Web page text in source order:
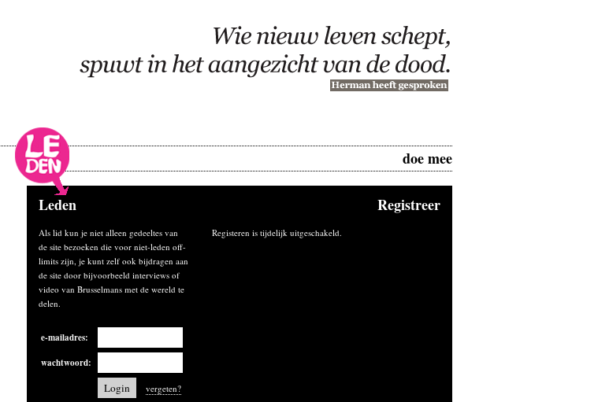
doe mee
Leden
Als lid kun je niet alleen gedeeltes van
de site bezoeken die voor niet-leden off-
limits zijn, je kunt zelf ook bijdragen aan
de site door bijvoorbeeld interviews of
video van Brusselmans met de wereld te
delen.
e-mailadres:
wachtwoord:
vergeten?
Registreer
Registeren is tijdelijk uitgeschakeld.